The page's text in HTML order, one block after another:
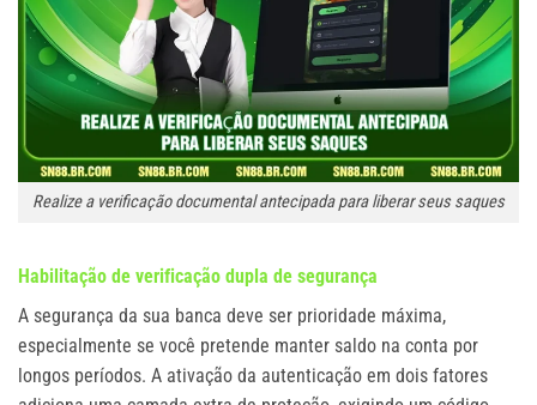
Realize a verificação documental antecipada para liberar seus saques
Habilitação de verificação dupla de segurança
A segurança da sua banca deve ser prioridade máxima,
especialmente se você pretende manter saldo na conta por
longos períodos. A ativação da autenticação em dois fatores